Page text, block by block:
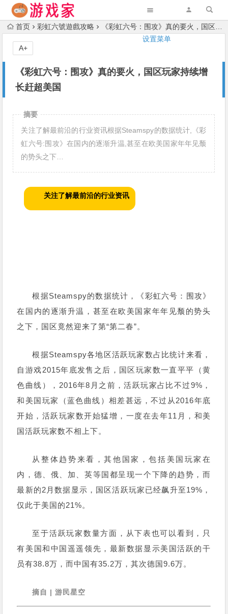
设置菜单
首页 彩虹六號遊戲攻略 《彩虹六号：围攻》真的要火，国区玩家持续增长赶超美国
《彩虹六号：围攻》真的要火，国区玩家持续增
长赶超美国
A+
摘要
关注了解最前沿的行业资讯根据Steamspy的数据统计,《彩
虹六号:围攻》在国内的逐渐升温,甚至在欧美国家年年见颓
的势头之下…
关注了解最前沿的行业资讯
根据Steamspy的数据统计，《彩虹六号：围攻》
在国内的逐渐升温，甚至在欧美国家年年见颓的势头
之下，国区竟然迎来了第“第二春”。
根据Steamspy各地区活跃玩家数占比统计来看，
自游戏2015年底发售之后，国区玩家数一直平平（黄
色曲线），2016年8月之前，活跃玩家占比不过9%，
和美国玩家（蓝色曲线）相差甚远，不过从2016年底
开始，活跃玩家数开始猛增，一度在去年11月，和美
国活跃玩家数不相上下。
从整体趋势来看，其他国家，包括美国玩家在
内，德、俄、加、英等国都呈现一个下降的趋势，而
最新的2月数据显示，国区活跃玩家已经飙升至19%，
仅此于美国的21%。
至于活跃玩家数量方面，从下表也可以看到，只
有美国和中国遥遥领先，最新数据显示美国活跃的干
员有38.8万，而中国有35.2万，其次德国9.6万。
摘自 | 游民星空